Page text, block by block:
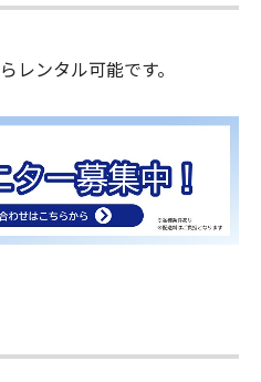
レンタル可能です。